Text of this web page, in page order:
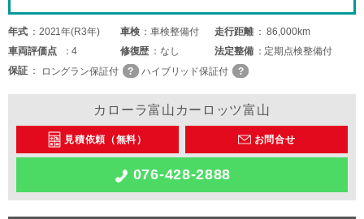
年式 2021年(R3年) 車検 車検整備付 走行距離
86,000km
車両評価点 4 修復歴 なし 法定整備
定期点検整備付
保証
ロングラン保証付 ハイブリッド保証付
カローラ富山カーロッツ富山
見積依頼（無料） お問合せ
076-428-2888